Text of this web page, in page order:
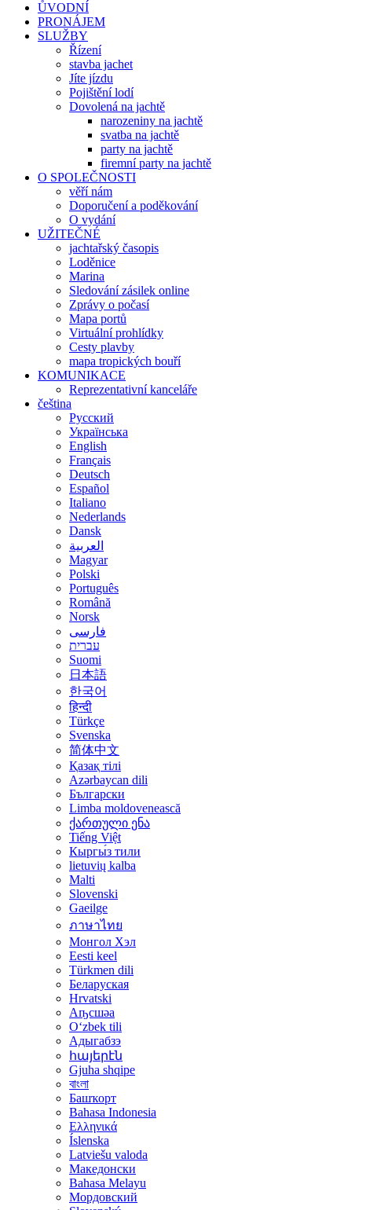
ŮVODNÍ
PRONÁJEM
SLUŽBY
Řízení
stavba jachet
Jíte jízdu
Pojištění lodí
Dovolená na jachtě
narozeniny na jachtě
svatba na jachtě
party na jachtě
firemní party na jachtě
O SPOLEČNOSTI
věří nám
Doporučení a poděkování
O vydání
UŽITEČNÉ
jachtařský časopis
Loděnice
Marina
Sledování zásilek online
Zprávy o počasí
Mapa portů
Virtuální prohlídky
Cesty plavby
mapa tropických bouří
KOMUNIKACE
Reprezentativní kanceláře
čeština
Русский
Українська
English
Français
Deutsch
Español
Italiano
Nederlands
Dansk
العربية
Magyar
Polski
Português
Română
Norsk
فارسی
עברית
Suomi
日本語
한국어
हिन्दी
Türkçe
Svenska
简体中文
Қазақ тілі
Azərbaycan dili
Български
Limba moldovenească
ქართული ენა
Tiếng Việt
Кыргы́з тили
lietuvių kalba
Malti
Slovenski
Gaeilge
ภาษาไทย
Монгол Хэл
Eesti keel
Türkmen dili
Беларуская
Hrvatski
Аҧсшәа
Oʻzbek tili
Адыгабзэ
հայերէն
Gjuha shqipe
বাংলা
Башҡорт
Bahasa Indonesia
Ελληνικά
Íslenska
Latviešu valoda
Македонски
Bahasa Melayu
Мордовский